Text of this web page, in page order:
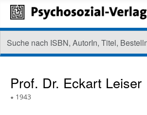
Prof. Dr. Eckart Leiser
∗ 1943